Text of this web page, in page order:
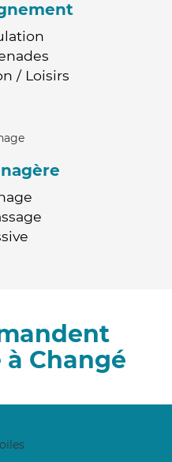
/ Loisirs
à Changé